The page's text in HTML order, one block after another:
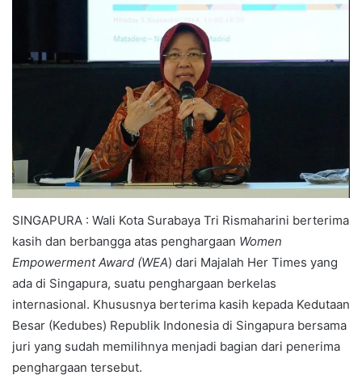
SINGAPURA : Wali Kota Surabaya Tri Rismaharini berterima
kasih dan berbangga atas penghargaan Women
Empowerment Award (WEA) dari Majalah Her Times yang
ada di Singapura, suatu penghargaan berkelas
internasional. Khususnya berterima kasih kepada Kedutaan
Besar (Kedubes) Republik Indonesia di Singapura bersama
juri yang sudah memilihnya menjadi bagian dari penerima
penghargaan tersebut.